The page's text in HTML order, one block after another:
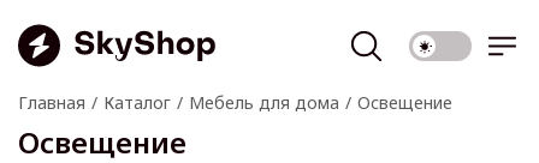
Главная Каталог Мебель для дома Освещение
Освещение